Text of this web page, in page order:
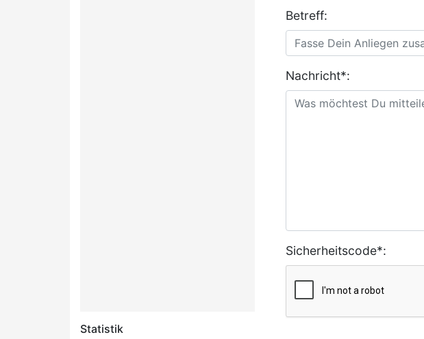
Statistik
Betreff:
Nachricht*:
Sicherheitscode*: